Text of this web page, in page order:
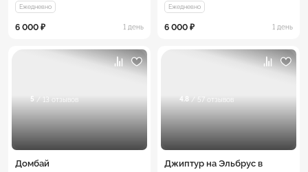
Ежедневно
6 000 ₽ 1 день
Ежедневно
6 000 ₽ 1 день
5 / 13 отзывов
Домбай
4.8 / 57 отзывов
Джиптур на Эльбрус в